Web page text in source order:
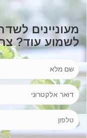
מעוניינים
לשמוע עוד?